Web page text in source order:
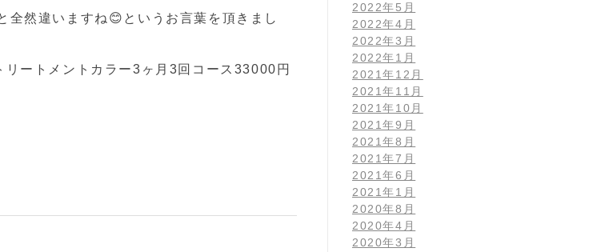
全然違いますね😊というお言葉を頂きまし
ートメントカラー3ヶ月3回コース33000円
2022年5月
2022年4月
2022年3月
2022年1月
2021年12月
2021年11月
2021年10月
2021年9月
2021年8月
2021年7月
2021年6月
2021年1月
2020年8月
2020年4月
2020年3月